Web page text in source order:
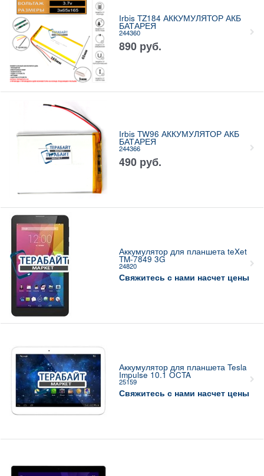
Irbis TZ184 АККУМУЛЯТОР АКБ
БАТАРЕЯ
244360
890 руб.
Irbis TW96 АККУМУЛЯТОР АКБ
БАТАРЕЯ
244366
490 руб.
Аккумулятор для планшета teXet
TM-7849 3G
24820
Свяжитесь с нами насчет цены
Аккумулятор для планшета Tesla
Impulse 10.1 OCTA
25159
Свяжитесь с нами насчет цены